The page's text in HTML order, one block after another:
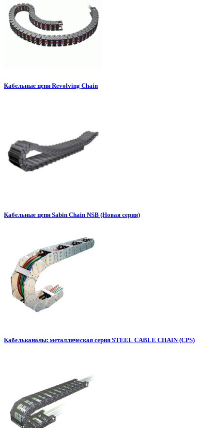
Кабельные цепи Revolving Chain
Кабельные цепи Sabin Chain NSB (Новая серия)
Кабельканалы: металлическая серия STEEL CABLE CHAIN (CPS)